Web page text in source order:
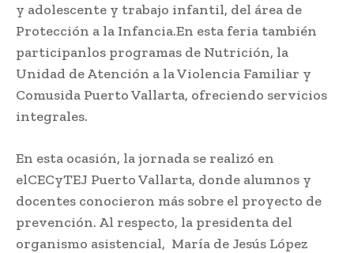
y adolescente y trabajo infantil, del área de
Protección a la Infancia.En esta feria también
participanlos programas de Nutrición, la
Unidad de Atención a la Violencia Familiar y
Comusida Puerto Vallarta, ofreciendo servicios
integrales.
En esta ocasión, la jornada se realizó en
elCECyTEJ Puerto Vallarta, donde alumnos y
docentes conocieron más sobre el proyecto de
prevención. Al respecto, la presidenta del
organismo asistencial, María de Jesús López